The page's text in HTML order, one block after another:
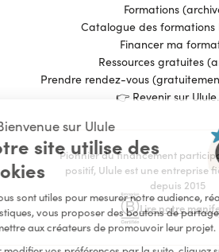
👋 Bienvenue sur Ulule
Notre site utilise des
cookies
Ils nous sont utiles pour mesurer notre
statistiques, vous proposer des boutons de
permettre aux créateurs de promouvoir leur
Formations
Catalogue des formations
Financer ma
Ressources gratuites
Prendre rendez-vous
👉 Revenir sur
Pionnier du financement
positif, Ulule est une entreprise
depuis 2015
Lire notre